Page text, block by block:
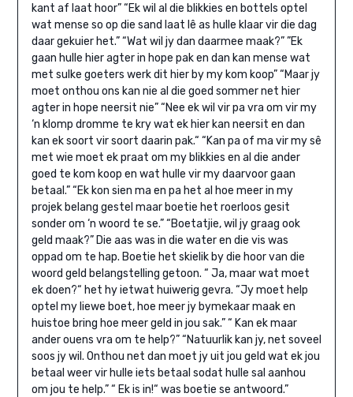
kant af laat hoor” “Ek wil al die blikkies en bottels optel
wat mense so op die sand laat lê as hulle klaar vir die dag
daar gekuier het.” “Wat wil jy dan daarmee maak?” ”Ek
gaan hulle hier agter in hope pak en dan kan mense wat
met sulke goeters werk dit hier by my kom koop” “Maar jy
moet onthou ons kan nie al die goed sommer net hier
agter in hope neersit nie” “Nee ek wil vir pa vra om vir my
‘n klomp dromme te kry wat ek hier kan neersit en dan
kan ek soort vir soort daarin pak.“ “Kan pa of ma vir my sê
met wie moet ek praat om my blikkies en al die ander
goed te kom koop en wat hulle vir my daarvoor gaan
betaal.” “Ek kon sien ma en pa het al hoe meer in my
projek belang gestel maar boetie het roerloos gesit
sonder om ‘n woord te se.” “Boetatjie, wil jy graag ook
geld maak?” Die aas was in die water en die vis was
oppad om te hap. Boetie het skielik by die hoor van die
woord geld belangstelling getoon. “ Ja, maar wat moet
ek doen?“ het hy ietwat huiwerig gevra. “Jy moet help
optel my liewe boet, hoe meer jy bymekaar maak en
huistoe bring hoe meer geld in jou sak.” “ Kan ek maar
ander ouens vra om te help?” “Natuurlik kan jy, net soveel
soos jy wil. Onthou net dan moet jy uit jou geld wat ek jou
betaal weer vir hulle iets betaal sodat hulle sal aanhou
om jou te help.” “ Ek is in!“ was boetie se antwoord.”